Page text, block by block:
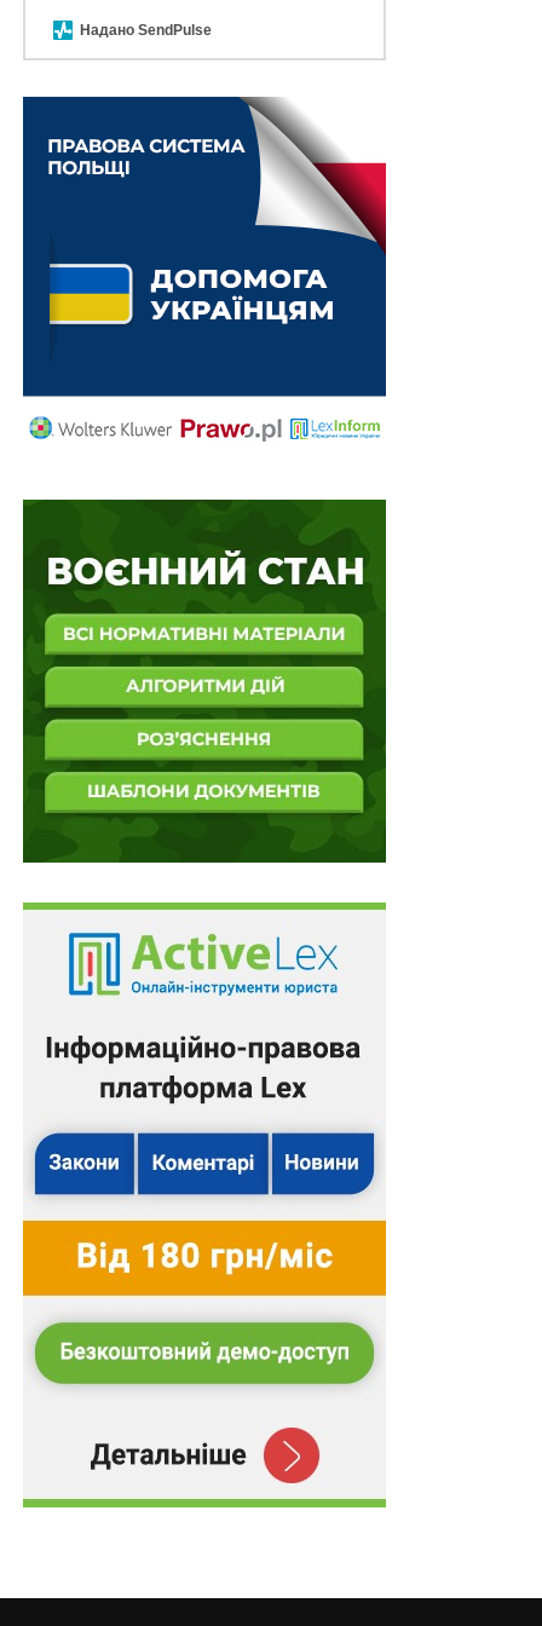
(перевізник) зобов’язується перевезти другу сторону
багажу – також доставити багаж до пункту
призначення та видати його особі, яка має право на
одержання багажу, а пасажир зобов’язується сплатити
встановлену плату за проїзд, а у разі здавання багажу
– також за його провезення. Укладення договору
перевезення пасажира та багажу підтверджується
видачею відповідно квитка та багажної квитанції,
форми яких встановлюються відповідно до
співпала з карантином. Як повернути гроші?
туристичне обслуговування входить забезпечення
перевезення, а не здійснення самого перевезення
Тому відповідальність туроператора настає у разі
встановлення факту незабезпечення або
несвоєчасного забезпечення туристів обумовленими
договором послугами.
У правовідносинах, пов’язаних з перевезеннями,
туроператор виступає посередником між туристом та
перевізником.
За таких обставин суд апеляційної інстанції дійшов
обґрунтованого висновку про те, що зазначені
компенсаційні виплати за скасування рейсів можуть
відповідач у цій справі не має статусу перевізника.
постановах від 30 жовтня 2019 р. у справі
761/35935/15-ц,від 6 лютого 2020 р. у справі
711/1348/19.
Повний текст рішення
Схожі статті:
Цивільна відповідальність за ШІ в
Wolters Kluwer…
У разі односторонньої відмови довірителя від
Надано SendPulse